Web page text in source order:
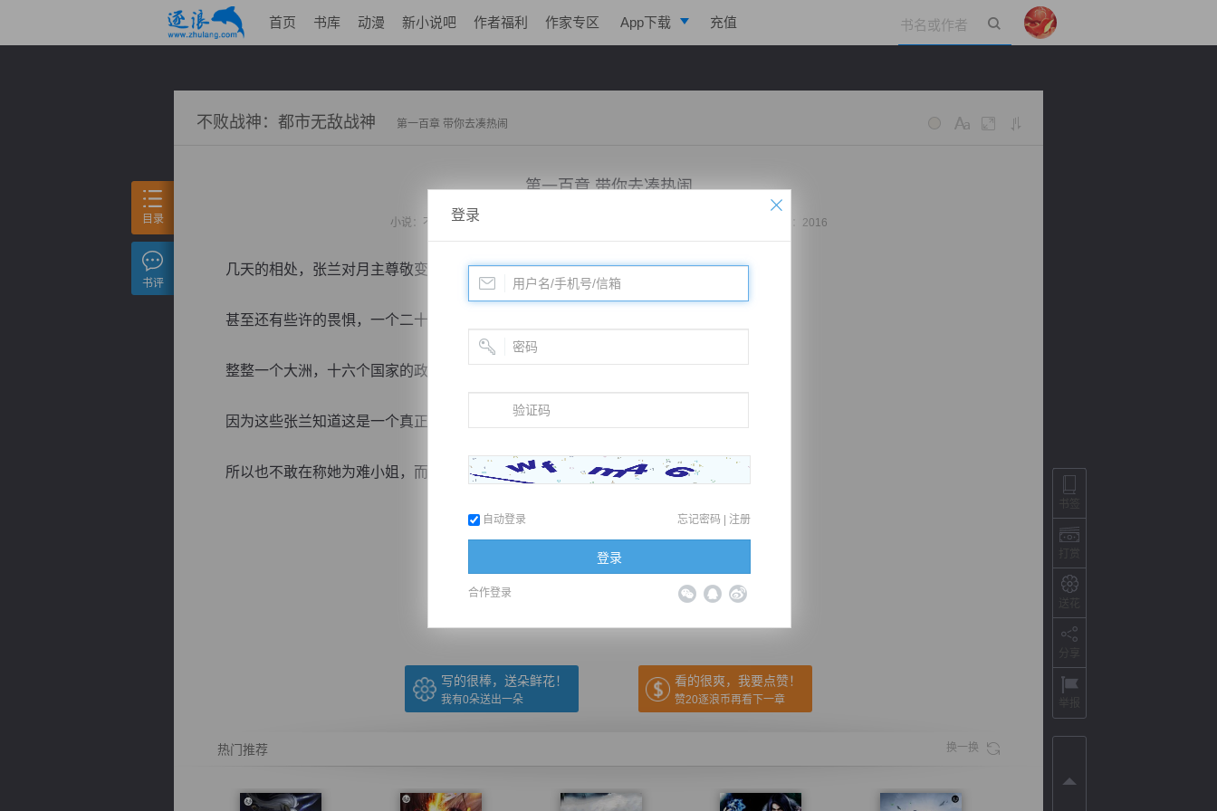
首页 书库 动漫 新小说吧 作者福利 作家专区 App下载 充值
不败战神：都市无敌战神 第一百章 带你去凑热闹
第一百章 带你去凑热闹
小说： 不败战神：都市无敌战神 更新时间：2019-11-03 20:32 字数：2016
几天的相处，张兰对月主尊敬变得无比虔诚。
甚至还有些许的畏惧，一个二十多岁的女人，把智多如妖四个字展现的淋漓尽致。
整整一个大洲，十六个国家的政务军事皆被她打理的井井有条。
因为这些张兰知道这是一个真正有本事的人，真正值得尊敬额人。
所以也不敢在称她为难小姐，而是和星宿王庭所有人...
推荐在手机上阅读本书
（← 快捷键 下一章 快捷键→）
写的很棒，送朵鲜花！
我有0朵送出一朵
看的很爽，我要点赞！
赞20逐浪币再看下一章
热门推荐 换一换
目录
书评
登录
自动登录 忘记密码 | 注册
登录
合作登录